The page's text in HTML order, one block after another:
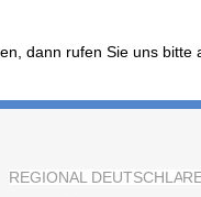
dann rufen Sie uns bitte
REGIONAL